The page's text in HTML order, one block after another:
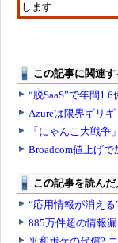
します